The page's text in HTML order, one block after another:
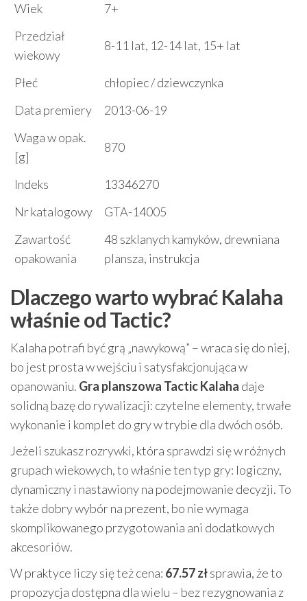
Wiek
7+
Przedział
wiekowy
8-11 lat, 12-14 lat, 15+ lat
Płeć
chłopiec / dziewczynka
Data premiery
2013-06-19
Waga w opak.
[g]
870
Indeks
13346270
Nr katalogowy
GTA-14005
Zawartość
opakowania
48 szklanych kamyków, drewniana
plansza, instrukcja
Dlaczego warto wybrać Kalaha
właśnie od Tactic?
Kalaha potrafi być grą „nawykową” – wraca się do niej,
bo jest prosta w wejściu i satysfakcjonująca w
opanowaniu. Gra planszowa Tactic Kalaha daje
solidną bazę do rywalizacji: czytelne elementy, trwałe
wykonanie i komplet do gry w trybie dla dwóch osób.
Jeżeli szukasz rozrywki, która sprawdzi się w różnych
grupach wiekowych, to właśnie ten typ gry: logiczny,
dynamiczny i nastawiony na podejmowanie decyzji. To
także dobry wybór na prezent, bo nie wymaga
skomplikowanego przygotowania ani dodatkowych
akcesoriów.
W praktyce liczy się też cena: 67.57 złsprawia, że to
propozycja dostępna dla wielu – bez rezygnowania z